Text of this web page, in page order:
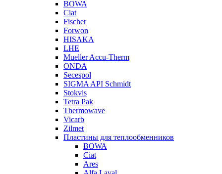
BOWA
Ciat
Fischer
Forwon
HISAKA
LHE
Mueller Accu-Therm
ONDA
Secespol
SIGMA API Schmidt
Stokvis
Tetra Pak
Thermowave
Vicarb
Zilmet
Пластины для теплообменников
BOWA
Ciat
Ares